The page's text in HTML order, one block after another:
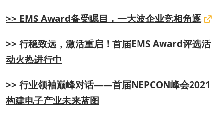
>> EMS Award备受瞩目，一大波企业竞相角逐
>> 行稳致远，激活重启！首届EMS Award评选活
动火热进行中
>> 行业领袖巅峰对话——首届NEPCON峰会2021
构建电子产业未来蓝图